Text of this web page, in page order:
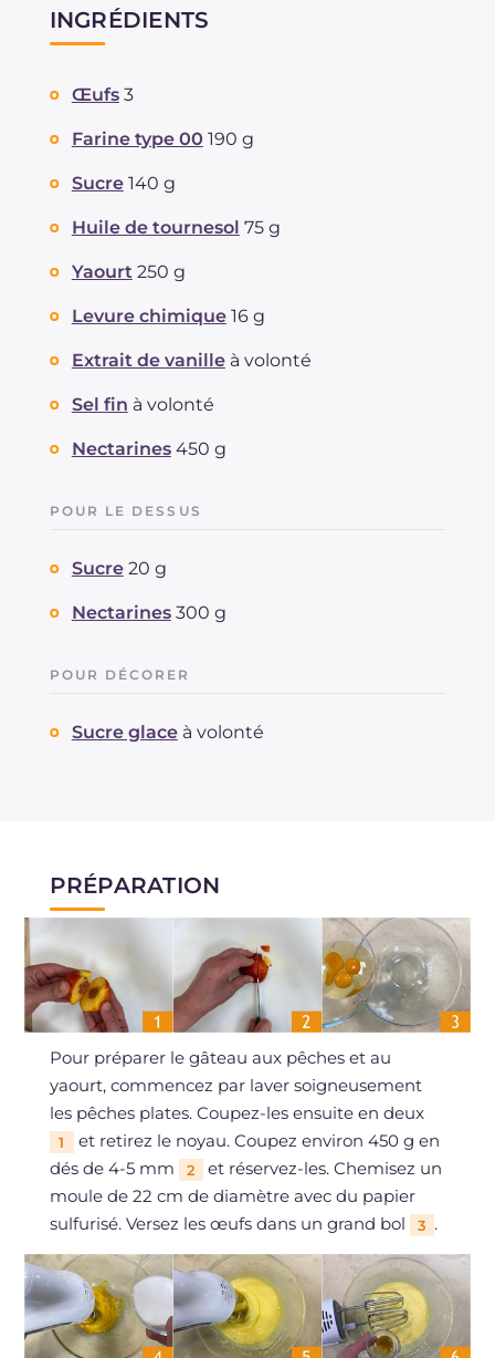
INGRÉDIENTS
Œufs 3
Farine type 00 190 g
Sucre 140 g
Huile de tournesol 75 g
Yaourt 250 g
Levure chimique 16 g
Extrait de vanille à volonté
Sel fin à volonté
Nectarines 450 g
POUR LE DESSUS
Sucre 20 g
Nectarines 300 g
POUR DÉCORER
Sucre glace à volonté
PRÉPARATION
Pour préparer le gâteau aux pêches et au
yaourt, commencez par laver soigneusement
les pêches plates. Coupez-les ensuite en deux
1
et retirez le noyau. Coupez environ 450 g en
dés de 4-5 mm
2
et réservez-les. Chemisez un
moule de 22 cm de diamètre avec du papier
sulfurisé. Versez les œufs dans un grand bol
3 .